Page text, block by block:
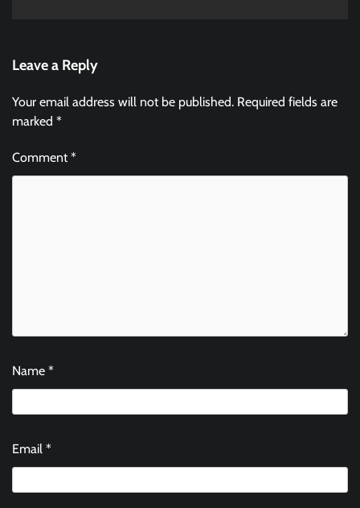
Leave a Reply
Your email address will not be published. Required fields are
marked *
Comment*
Name *
Email *